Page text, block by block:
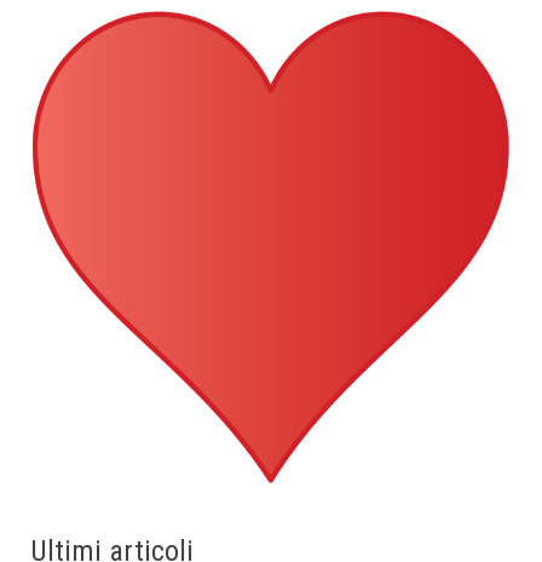
Ultimi articoli